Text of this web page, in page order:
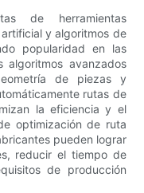
de herramientas
y algoritmos de
popularidad en las
algoritmos avanzados
de piezas y
rutas de
la eficiencia y el
optimización de ruta
pueden lograr
reducir el tiempo de
de producción